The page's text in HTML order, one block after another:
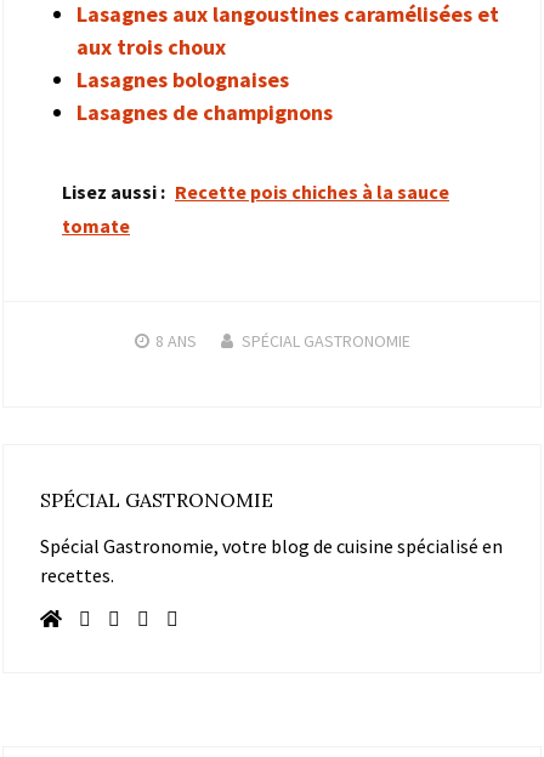
Lasagnes aux langoustines caramélisées et
aux trois choux
Lasagnes bolognaises
Lasagnes de champignons
Lisez aussi : Recette pois chiches à la sauce
tomate
8 ANS SPÉCIAL GASTRONOMIE
SPÉCIAL GASTRONOMIE
Spécial Gastronomie, votre blog de cuisine spécialisé en
recettes.